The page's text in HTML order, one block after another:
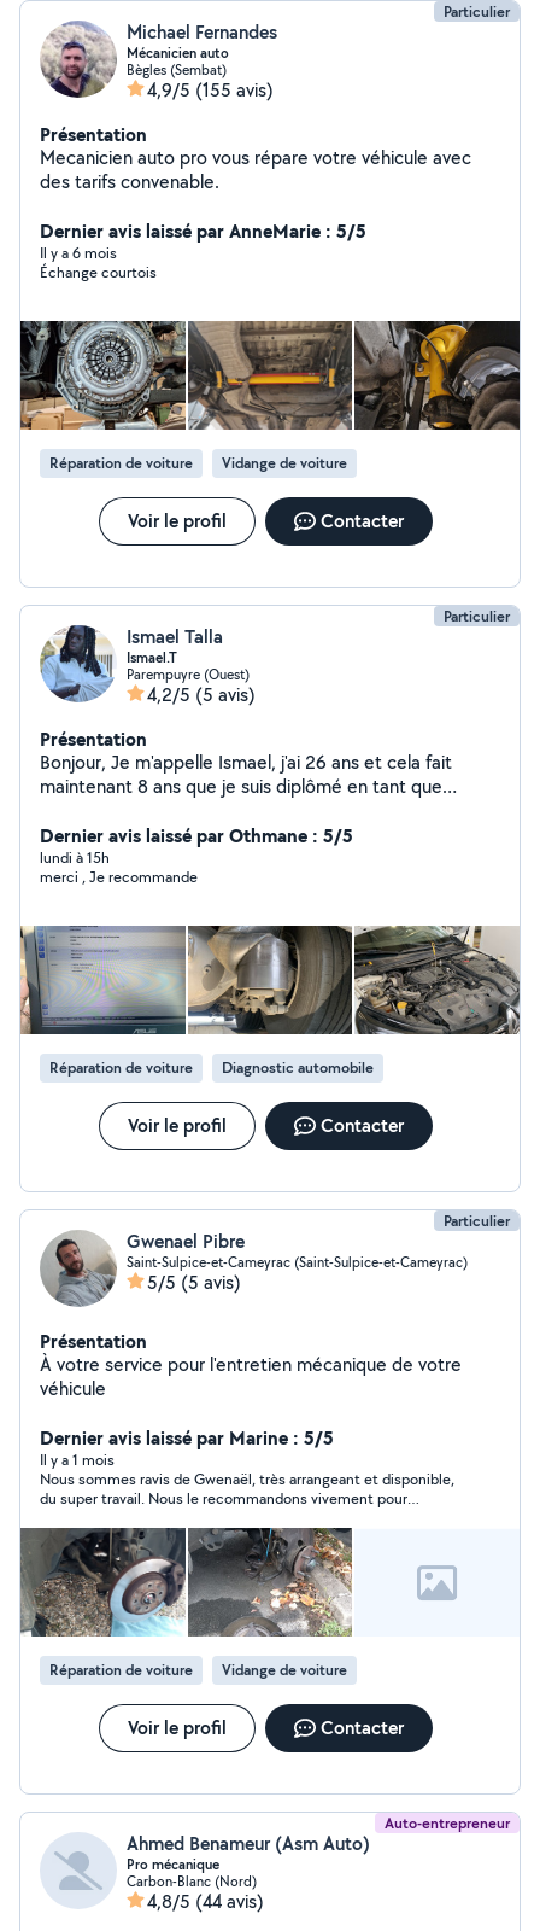
Particulier
Michael Fernandes
Mécanicien auto
Bègles (Sembat)
4,9/5 (155 avis)
Présentation
Mecanicien auto pro vous répare votre véhicule avec
des tarifs convenable.
Dernier avis laissé par AnneMarie : 5/5
Il y a 6 mois
Échange courtois
Réparation de voiture Vidange de voiture
Voir le profil Contacter
Particulier
Ismael Talla
Ismael.T
Parempuyre (Ouest)
4,2/5 (5 avis)
Présentation
Bonjour, Je m'appelle Ismael, j'ai 26 ans et cela fait
maintenant 8 ans que je suis diplômé en tant que
connaissance de la mécanique et j'ai travaillé pendant 5
ans comme mécanicien. Aujourd'hui, je travaille dans un
autre domaine, tout en restant dans le secteur
proposer mes services et mettre mon expérience à
disposition des personnes qui en ont besoin. N'hésitez
pas à me contacter pour toute demande ou
renseignement.
Dernier avis laissé par Othmane : 5/5
lundi à 15h
merci , Je recommande
Réparation de voiture Diagnostic automobile
Voir le profil Contacter
Particulier
Gwenael Pibre
Saint-Sulpice-et-Cameyrac (Saint-Sulpice-et-Cameyrac)
5/5 (5 avis)
Présentation
À votre service pour l'entretien mécanique de votre
véhicule
Dernier avis laissé par Marine : 5/5
Il y a 1 mois
Nous sommes ravis de Gwenaël, très arrangeant et disponible,
du super travail. Nous le recommandons vivement pour
Réparation de voiture Vidange de voiture
Voir le profil Contacter
Auto-entrepreneur
Ahmed Benameur (Asm Auto)
Pro mécanique
Carbon-Blanc (Nord)
4,8/5 (44 avis)